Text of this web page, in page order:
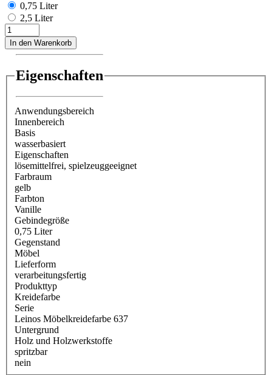
0,75 Liter
2,5 Liter
In den Warenkorb
Eigenschaften
Anwendungsbereich
Innenbereich
Basis
wasserbasiert
Eigenschaften
lösemittelfrei, spielzeuggeeignet
Farbraum
gelb
Farbton
Vanille
Gebindegröße
0,75 Liter
Gegenstand
Möbel
Lieferform
verarbeitungsfertig
Produkttyp
Kreidefarbe
Serie
Leinos Möbelkreidefarbe 637
Untergrund
Holz und Holzwerkstoffe
spritzbar
nein